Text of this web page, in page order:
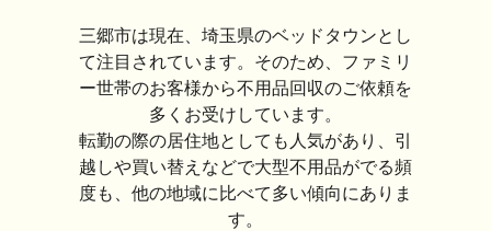
三郷市は現在、埼玉県のベッドタウンとし
て注目されています。そのため、ファミリ
ー世帯のお客様から不用品回収のご依頼を
多くお受けしています。
転勤の際の居住地としても人気があり、引
越しや買い替えなどで大型不用品がでる頻
度も、他の地域に比べて多い傾向にありま
す。